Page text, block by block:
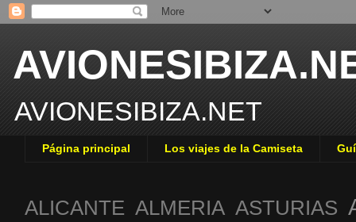
AVIONESIBIZA.NET
Página principal Los viajes de la Camiseta
ALICANTE ALMERIA ASTURIAS